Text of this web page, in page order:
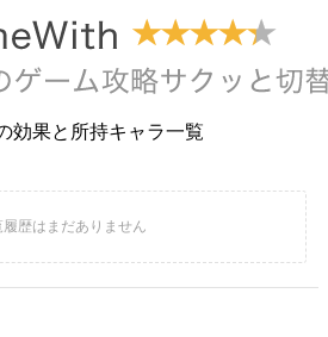
効果と所持キャラ一覧